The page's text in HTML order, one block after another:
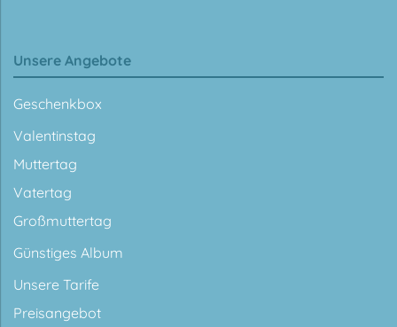
Unsere Angebote
Geschenkbox
Valentinstag
Muttertag
Vatertag
Großmuttertag
Günstiges Album
Unsere Tarife
Preisangebot